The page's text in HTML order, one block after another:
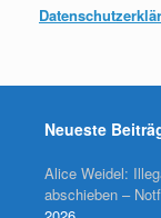
Neueste
Alice Weidel:
abschieben –